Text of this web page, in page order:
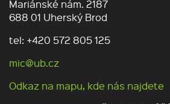
Mariánské nám. 2187
688 01 Uherský Brod
tel: +420 572 805 125
mic@ub.cz
Odkaz na mapu, kde nás najdete